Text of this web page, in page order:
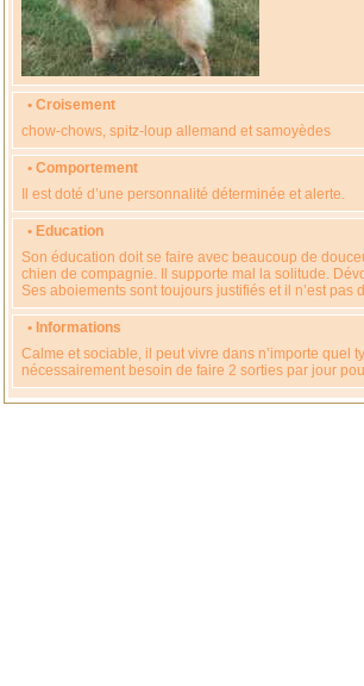
• Croisement
chow-chows, spitz-loup allemand et samoyèdes
• Comportement
Il est doté d’une personnalité déterminée et alerte.
• Education
Son éducation doit se faire avec beaucoup de
chien de compagnie. Il supporte mal la solitude.
Ses aboiements sont toujours justifiés et il n’est pas
• Informations
Calme et sociable, il peut vivre dans n’importe quel
nécessairement besoin de faire 2 sorties par jour